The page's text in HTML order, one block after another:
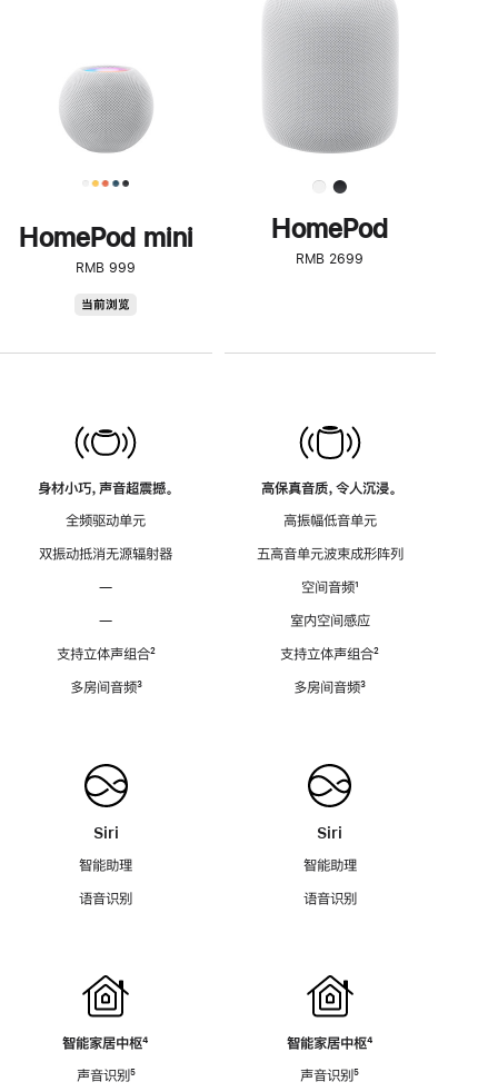
HomePod mini
RMB 999
当前浏览
身材小巧，声音超震撼。
全频驱动单元
双振动抵消无源辐射器
—
—
支持立体声组合脚
²
多房间音频脚
³
Siri
智能助理
语音识别
智能家居中枢脚
⁴
声音识别脚
⁵
了
解
HomePod<
HomePod
RMB 2699
高保真音质，令人沉浸。
高振幅低音单元
五高音单元波束成形阵列
空间音频脚
¹
室内空间感应
支持立体声组合脚
²
多房间音频脚
³
Siri
智能助理
语音识别
智能家居中枢脚
⁴
声音识别脚
⁵